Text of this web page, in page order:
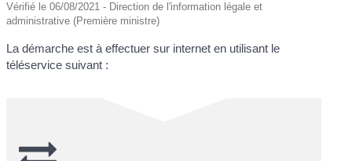
Vérifié le 06/08/2021 - Direction de l'information légale et
administrative (Première ministre)
La démarche est à effectuer sur internet en utilisant le
téléservice suivant :